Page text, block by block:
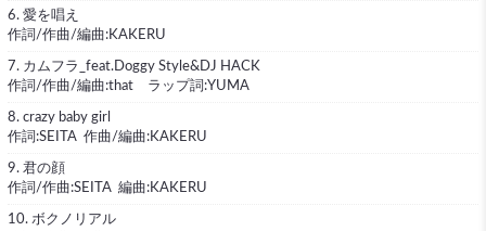
6. 愛を唱え
作詞/作曲/編曲:KAKERU
7. カムフラ_feat.Doggy Style&DJ HACK
作詞/作曲/編曲:that ラップ詞:YUMA
8. crazy baby girl
作詞:SEITA 作曲/編曲:KAKERU
9. 君の顔
作詞/作曲:SEITA 編曲:KAKERU
10. ボクノリアル